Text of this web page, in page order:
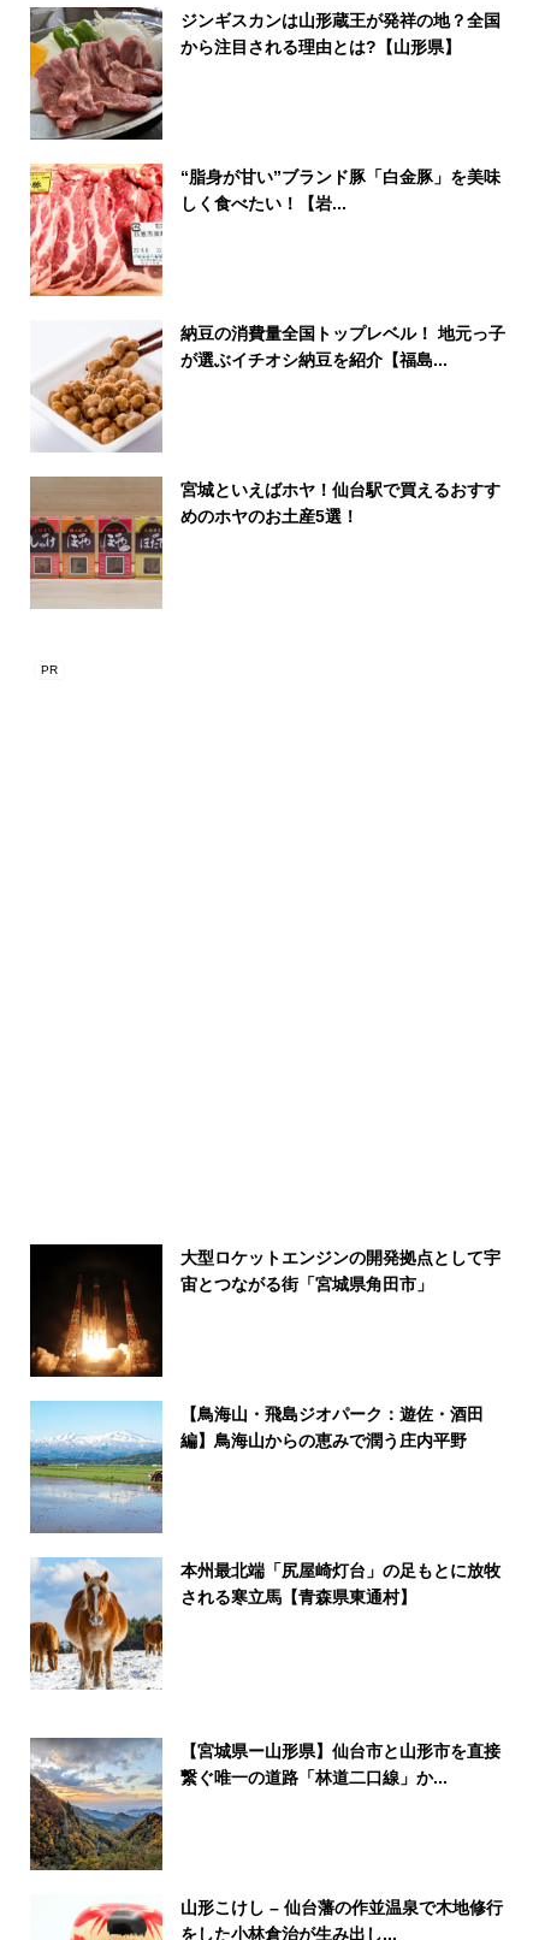
ジンギスカンは山形蔵王が発祥の地？全国
から注目される理由とは?【山形県】
“脂身が甘い”ブランド豚「白金豚」を美味
しく食べたい！【岩...
納豆の消費量全国トップレベル！ 地元っ子
が選ぶイチオシ納豆を紹介【福島...
宮城といえばホヤ！仙台駅で買えるおすす
めのホヤのお土産5選！
大型ロケットエンジンの開発拠点として宇
宙とつながる街「宮城県角田市」
【鳥海山・飛島ジオパーク：遊佐・酒田
編】鳥海山からの恵みで潤う庄内平野
本州最北端「尻屋崎灯台」の足もとに放牧
される寒立馬【青森県東通村】
【宮城県ー山形県】仙台市と山形市を直接
繋ぐ唯一の道路「林道二口線」か...
山形こけし – 仙台藩の作並温泉で木地修行
をした小林倉治が生み出し...